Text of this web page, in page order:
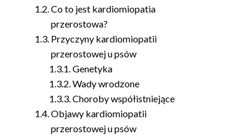
Co to jest kardiomiopatia
przerostowa?
Przyczyny kardiomiopatii
przerostowej u psów
Genetyka
Wady wrodzone
Choroby współistniejące
Objawy kardiomiopatii
przerostowej u psów